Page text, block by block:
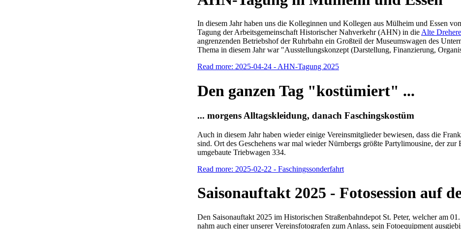
In diesem Jahr haben uns die Kolleginnen und Kollegen aus Mülheim und Essen
Tagung der Arbeitsgemeinschaft Historischer Nahverkehr (AHN) in die Alte
angrenzenden Betriebshof der Ruhrbahn ein Großteil der Museumswagen des
Thema in diesem Jahr war "Ausstellungskonzept (Darstellung, Finanzierung,
Read more: 2025-04-24 - AHN-Tagung 2025
Den ganzen Tag "kostümiert" ...
... morgens Alltagskleidung, danach Faschingskostüm
Auch in diesem Jahr haben wieder einige Vereinsmitglieder bewiesen, dass die
sind. Ort des Geschehens war mal wieder Nürnbergs größte Partylimousine, der zur
umgebaute Triebwagen 334.
Read more: 2025-02-22 - Faschingssonderfahrt
Saisonauftakt 2025 - Fotosession auf
Den Saisonauftakt 2025 im Historischen Straßenbahndepot St. Peter, welcher am
nahm auch einer unserer Vereinsfotografen zum Anlass, sein Fotoequipment